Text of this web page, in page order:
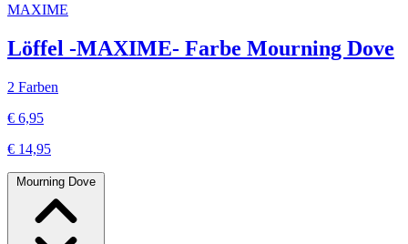
MAXIME
Löffel -MAXIME- Farbe Mourning Dove
2 Farben
€ 6,95
€ 14,95
Mourning Dove